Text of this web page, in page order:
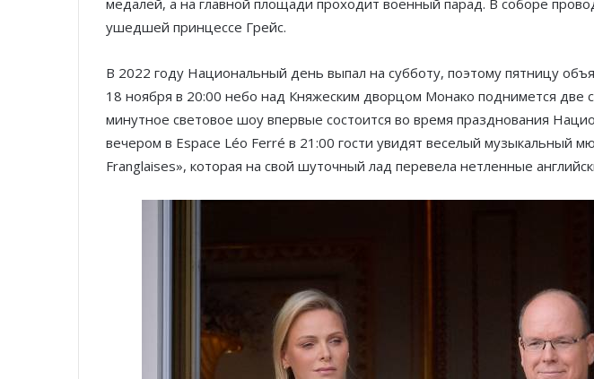
ушедшей принцессе Грейс.
В 2022 году Национальный день выпал на субботу, поэтому пятницу
18 ноября в 20:00 небо над Княжеским дворцом Монако поднимется две
минутное световое шоу впервые состоится во время празднования
вечером в Espace Léo Ferré в 21:00 гости увидят веселый музыкальный
Franglaises», которая на свой шуточный лад перевела нетленные